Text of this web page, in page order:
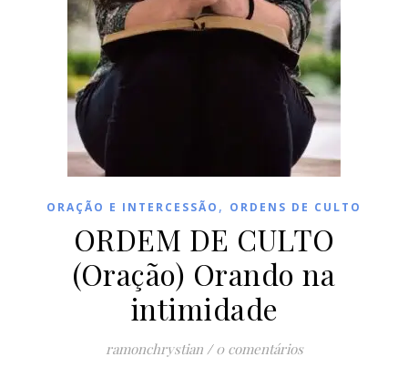
ORAÇÃO E INTERCESSÃO , ORDENS DE CULTO
ORDEM DE CULTO
(Oração) Orando na
intimidade
ramonchrystian / 0 comentários